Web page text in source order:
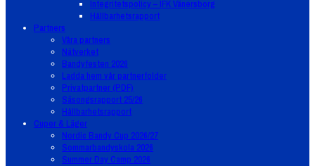
Integritetspolicy – IFK Vänersborg
Hållbarhetsrapport
Partners
Våra partners
Nätverket
Bandyfesten 2026
Ladda hem vår partnerfolder
Privatpartner (PDF)
Säsongsrapport 25/26
Hållbarhetsrapport
Cuper & Läger
Nordic Bandy Cup 2026/27
Sommarbandyskola 2026
Summer Day Camp 2026